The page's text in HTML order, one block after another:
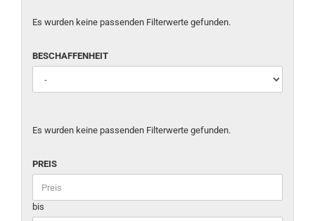
Es wurden keine passenden Filterwerte gefunden.
BESCHAFFENHEIT
Es wurden keine passenden Filterwerte gefunden.
PREIS
bis